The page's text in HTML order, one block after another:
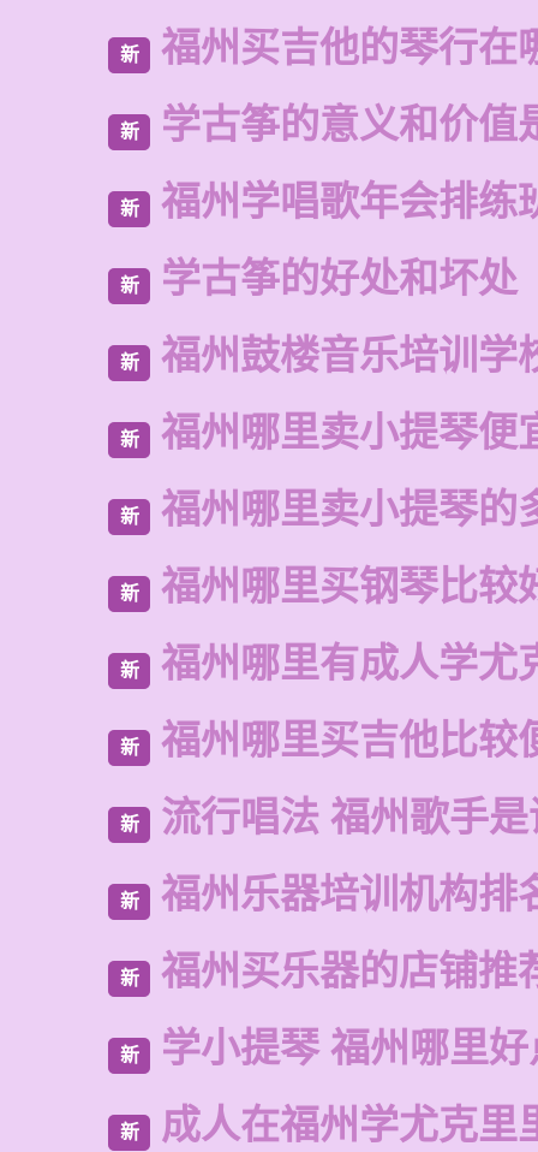
新 福州买吉他的琴行在
新 学古筝的意义和价值
新 福州学唱歌年会排练
新 学古筝的好处和坏处
新 福州鼓楼音乐培训学
新 福州哪里卖小提琴便
新 福州哪里卖小提琴的
新 福州哪里买钢琴比较
新 福州哪里有成人学尤
新 福州哪里买吉他比较
新 流行唱法 福州歌手
新 福州乐器培训机构排
新 福州买乐器的店铺推
新 学小提琴 福州哪里
新 成人在福州学尤克里